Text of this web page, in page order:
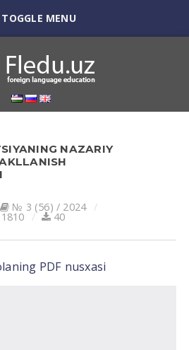
TOGGLE MENU
NAZARIY
№ 3 (56) / 2024
1810 40
PDF nusxasi